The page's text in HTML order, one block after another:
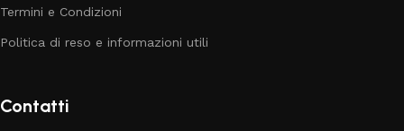
Termini e Condizioni
Politica di reso e informazioni utili
Contatti